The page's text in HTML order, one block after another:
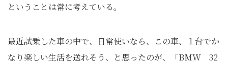
ということは常に考えている。
最近試乗した車の中で、日常使いなら、この車、１台でか
なり楽しい生活を送れそう、と思ったのが、「BMW 32